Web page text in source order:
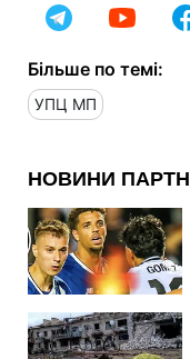
Більше по темі:
УПЦ МП